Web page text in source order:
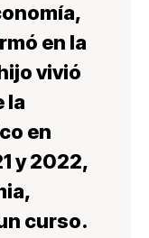
en la
vivió
la
en
y 2022,
curso.